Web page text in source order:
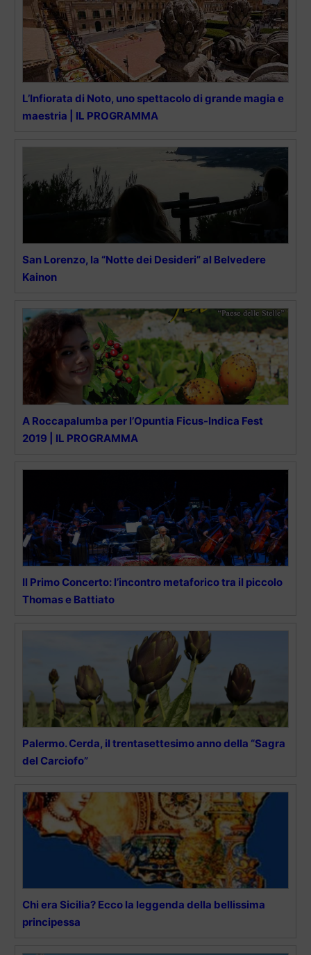
L’Infiorata di Noto, uno spettacolo di grande magia e
maestria | IL PROGRAMMA
San Lorenzo, la “Notte dei Desideri” al Belvedere
Kainon
A Roccapalumba per l’Opuntia Ficus-Indica Fest
2019 | IL PROGRAMMA
Il Primo Concerto: l’incontro metaforico tra il piccolo
Thomas e Battiato
Palermo. Cerda, il trentasettesimo anno della “Sagra
del Carciofo”
Chi era Sicilia? Ecco la leggenda della bellissima
principessa